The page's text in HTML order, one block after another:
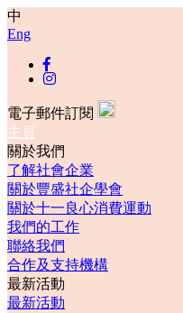
中
Eng
電子郵件訂閱
主頁
關於我們
了解社會企業
關於豐盛社企學會
關於十一良心消費運動
我們的工作
聯絡我們
合作及支持機構
最新活動
最新活動